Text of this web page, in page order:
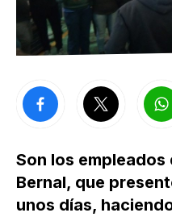
Son los
Bernal, que
unos días,